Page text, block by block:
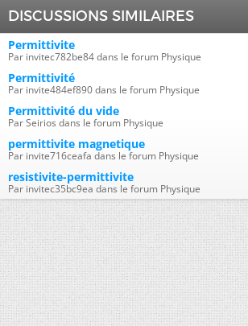
DISCUSSIONS SIMILAIRES
Permittivite
Par invitec782be84 dans le forum Physique
Permittivité
Par invite484ef890 dans le forum Physique
Permittivité du vide
Par Seirios dans le forum Physique
permittivite magnetique
Par invite716ceafa dans le forum Physique
resistivite-permittivite
Par invitec35bc9ea dans le forum Physique